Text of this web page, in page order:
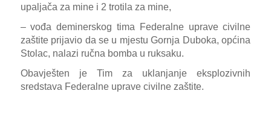
upaljača za mine i 2 trotila za mine,
– vođa deminerskog tima
Federalne uprave civilne
zaštiteprijavio da se u mjestu Gornja Duboka, općina
Stolac, nalazi ručna bomba u ruksaku.
Obavješten je Tim za uklanjanje eksplozivnih
sredstava Federalne uprave civilne zaštite.